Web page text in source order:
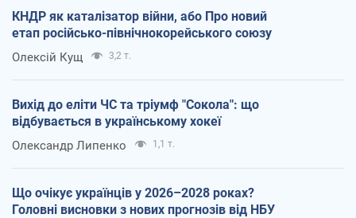
КНДР як каталізатор війни, або Про новий
етап російсько-північнокорейського союзу
Олексій Кущ 3,2 т.
Вихід до еліти ЧС та тріумф "Сокола": що
відбувається в українському хокеї
Олександр Липенко 1,1 т.
Що очікує українців у 2026–2028 роках?
Головні висновки з нових прогнозів від НБУ